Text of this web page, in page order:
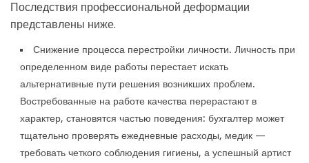
Последствия профессиональной деформации
представлены ниже.
Снижение процесса перестройки личности. Личность при
определенном виде работы перестает искать
альтернативные пути решения возникших проблем.
Востребованные на работе качества перерастают в
характер, становятся частью поведения: бухгалтер может
тщательно проверять ежедневные расходы, медик —
требовать четкого соблюдения гигиены, а успешный артист